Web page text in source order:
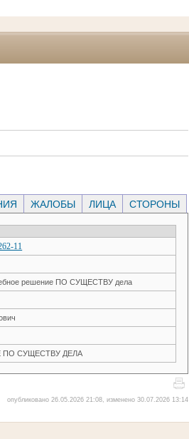
ЖАЛОБЫ ЛИЦА СТОРОНЫ
11
решение ПО СУЩЕСТВУ дела
СУЩЕСТВУ ДЕЛА
опубликовано 26.05.2026 21:08, изменено 30.07.2026 13:14